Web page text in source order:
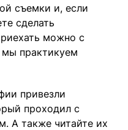
съемки и, если
сделать
можно с
практикуем
привезли
проходил с
А также читайте их